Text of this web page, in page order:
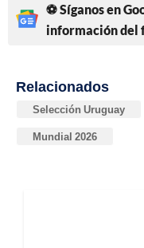
⚽ Síganos en
información del
Relacionados
Selección Uruguay
Mundial 2026